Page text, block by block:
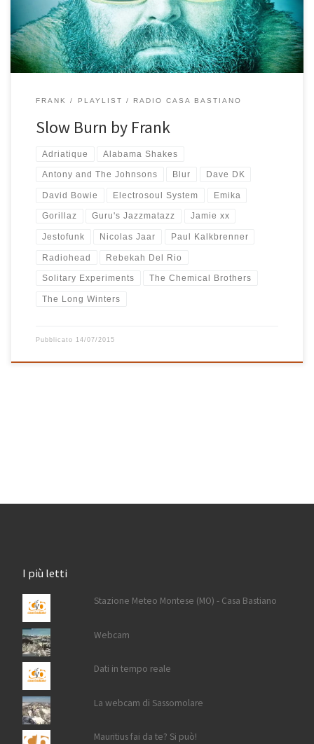
l’ormai collaudato gusto e passione: (It’s a) Departure – The Long
[…]
FRANK PLAYLIST RADIO CASA BASTIANO
Slow Burn by Frank
Adriatique Alabama Shakes
Antony and The Johnsons Blur Dave DK
David Bowie Electrosoul System Emika
Gorillaz Guru's Jazzmatazz Jamie xx
Jestofunk Nicolas Jaar Paul Kalkbrenner
Radiohead Rebekah Del Rio
Solitary Experiments The Chemical Brothers
The Long Winters
Pubblicato 14/07/2015
I più letti
Stazione Meteo Montese (MO) - Casa Bastiano
Webcam
Dati in tempo reale
La webcam di Sassomolare
Mauritius fai da te? Si può!